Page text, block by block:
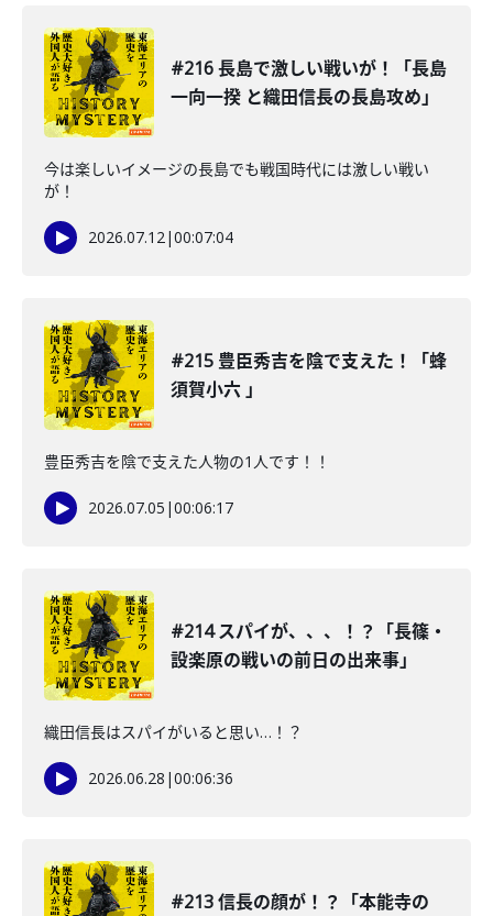
#216 長島で激しい戦いが！「長島
一向一揆 と織田信長の長島攻め」
今は楽しいイメージの長島でも戦国時代には激しい戦い
が！
2026.07.12|00:07:04
#215 豊臣秀吉を陰で支えた！「蜂
須賀小六 」
豊臣秀吉を陰で支えた人物の1人です！！
2026.07.05 |00:06:17
#214 スパイが、、、！？「長篠・
設楽原の戦いの前日の出来事」
織田信長はスパイがいると思い…！？
2026.06.28 |00:06:36
#213 信長の顔が！？「本能寺の